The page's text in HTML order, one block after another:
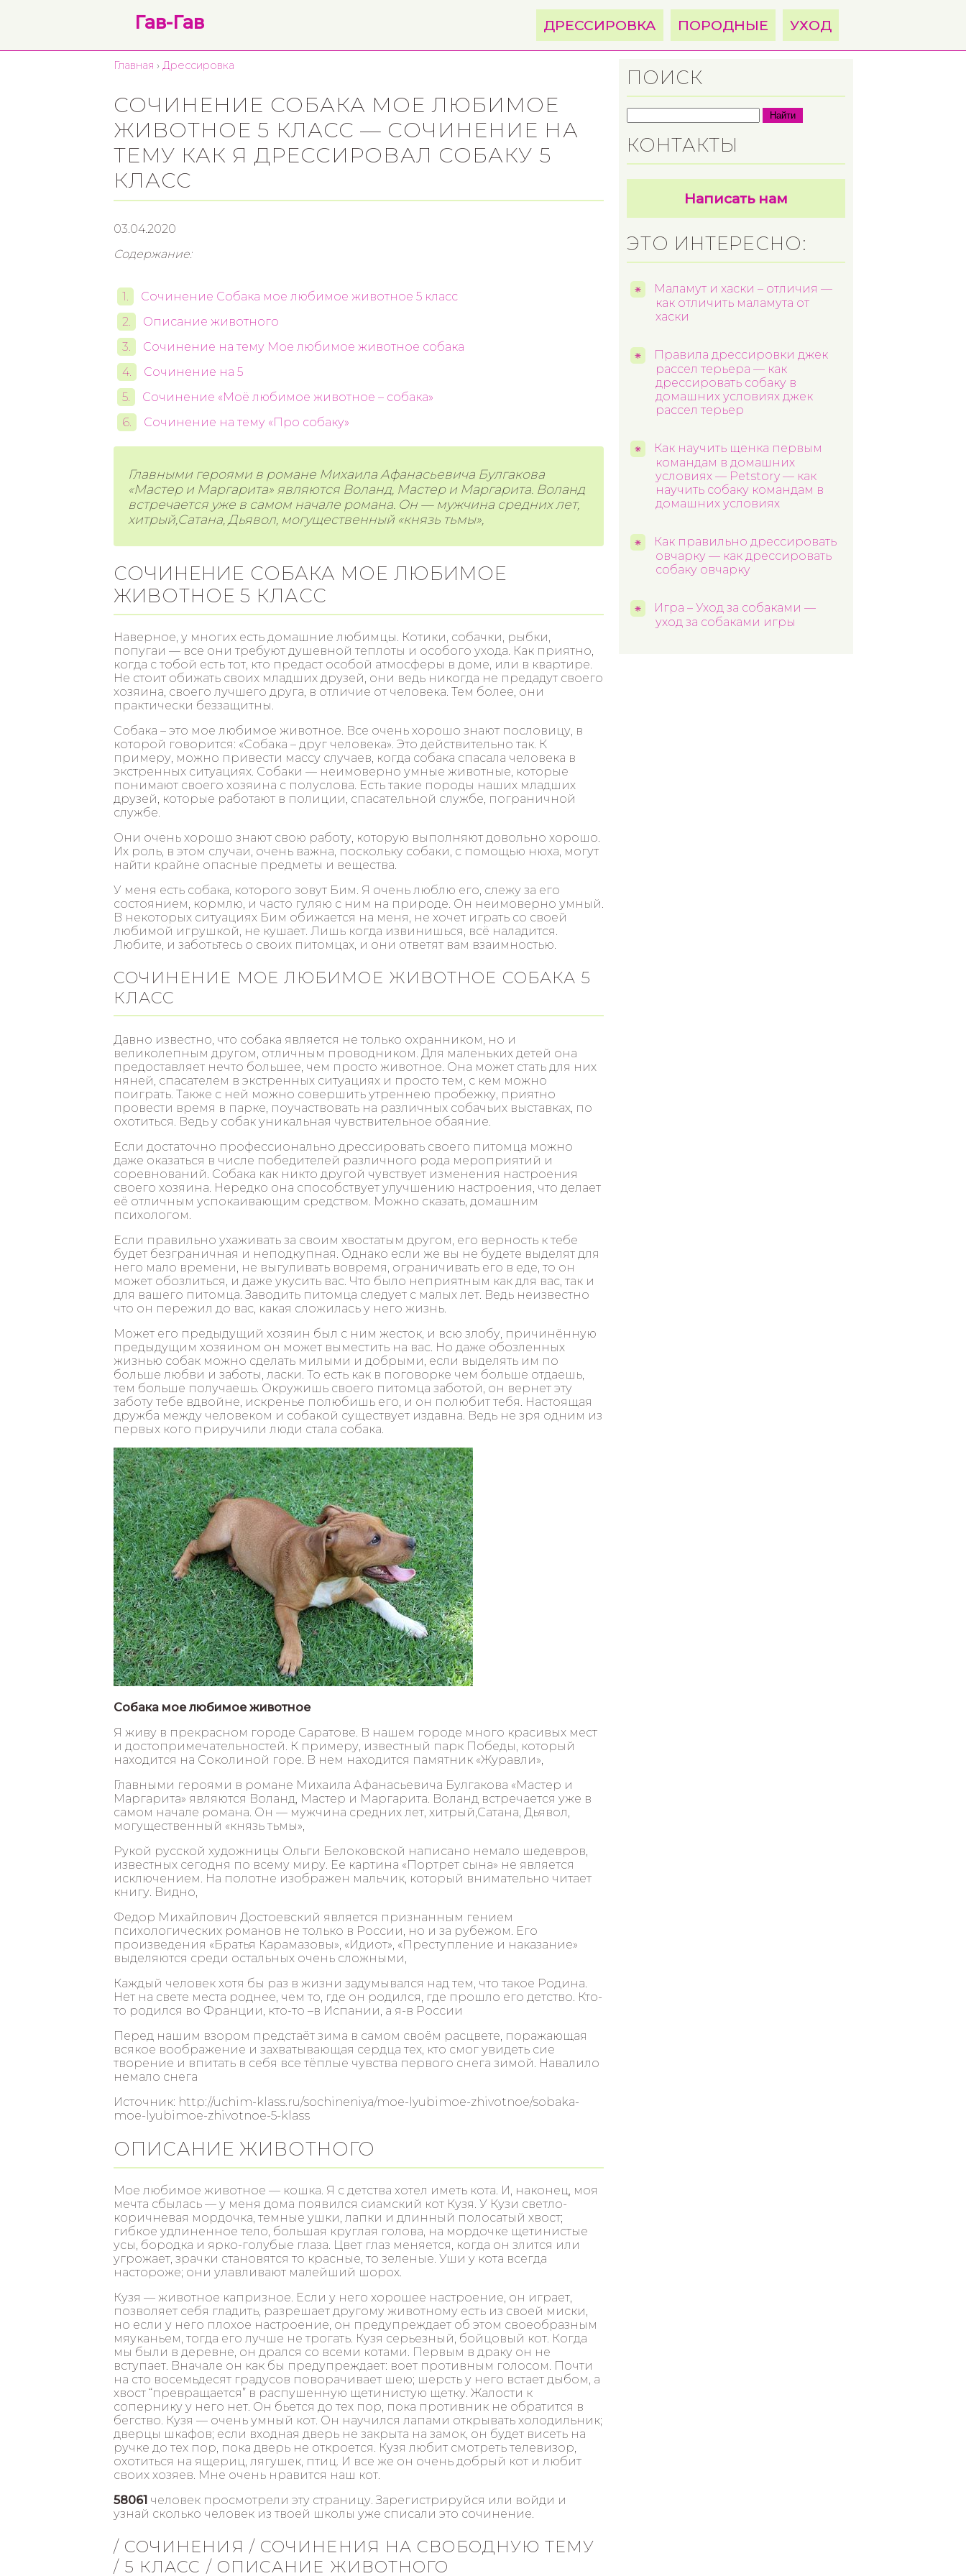
Гав-Гав ДРЕССИРОВКА ПОРОДНЫЕ УХОД
Главная › Дрессировка
СОЧИНЕНИЕ СОБАКА МОЕ ЛЮБИМОЕ
ЖИВОТНОЕ 5 КЛАСС — СОЧИНЕНИЕ НА
ТЕМУ КАК Я ДРЕССИРОВАЛ СОБАКУ 5
КЛАСС
03.04.2020
Содержание:
Сочинение Собака мое любимое животное 5 класс
Описание животного
Сочинение на тему Мое любимое животное собака
Сочинение на 5
Сочинение «Моё любимое животное – собака»
Сочинение на тему «Про собаку»
Главными героями в романе Михаила Афанасьевича Булгакова
«Мастер и Маргарита» являются Воланд, Мастер и Маргарита. Воланд
встречается уже в самом начале романа. Он — мужчина средних лет,
хитрый,Сатана, Дьявол, могущественный «князь тьмы»,
СОЧИНЕНИЕ СОБАКА МОЕ ЛЮБИМОЕ
ЖИВОТНОЕ 5 КЛАСС
Наверное, у многих есть домашние любимцы. Котики, собачки, рыбки,
попугаи — все они требуют душевной теплоты и особого ухода. Как приятно,
когда с тобой есть тот, кто предаст особой атмосферы в доме, или в квартире.
Не стоит обижать своих младших друзей, они ведь никогда не предадут своего
хозяина, своего лучшего друга, в отличие от человека. Тем более, они
практически беззащитны.
Собака – это мое любимое животное. Все очень хорошо знают пословицу, в
которой говорится: «Собака – друг человека». Это действительно так. К
примеру, можно привести массу случаев, когда собака спасала человека в
экстренных ситуациях. Собаки — неимоверно умные животные, которые
понимают своего хозяина с полуслова. Есть такие породы наших младших
друзей, которые работают в полиции, спасательной службе, пограничной
службе.
Они очень хорошо знают свою работу, которую выполняют довольно хорошо.
Их роль, в этом случаи, очень важна, поскольку собаки, с помощью нюха, могут
найти крайне опасные предметы и вещества.
У меня есть собака, которого зовут Бим. Я очень люблю его, слежу за его
состоянием, кормлю, и часто гуляю с ним на природе. Он неимоверно умный.
В некоторых ситуациях Бим обижается на меня, не хочет играть со своей
любимой игрушкой, не кушает. Лишь когда извинишься, всё наладится.
Любите, и заботьтесь о своих питомцах, и они ответят вам взаимностью.
СОЧИНЕНИЕ МОЕ ЛЮБИМОЕ ЖИВОТНОЕ СОБАКА 5
КЛАСС
Давно известно, что собака является не только охранником, но и
великолепным другом, отличным проводником. Для маленьких детей она
предоставляет нечто большее, чем просто животное. Она может стать для них
няней, спасателем в экстренных ситуациях и просто тем, с кем можно
поиграть. Также с ней можно совершить утреннею пробежку, приятно
провести время в парке, поучаствовать на различных собачьих выставках, по
охотиться. Ведь у собак уникальная чувствительное обаяние.
Если достаточно профессионально дрессировать своего питомца можно
даже оказаться в числе победителей различного рода мероприятий и
соревнований. Собака как никто другой чувствует изменения настроения
своего хозяина. Нередко она способствует улучшению настроения, что делает
её отличным успокаивающим средством. Можно сказать, домашним
психологом.
Если правильно ухаживать за своим хвостатым другом, его верность к тебе
будет безграничная и неподкупная. Однако если же вы не будете выделят для
него мало времени, не выгуливать вовремя, ограничивать его в еде, то он
может обозлиться, и даже укусить вас. Что было неприятным как для вас, так и
для вашего питомца. Заводить питомца следует с малых лет. Ведь неизвестно
что он пережил до вас, какая сложилась у него жизнь.
Может его предыдущий хозяин был с ним жесток, и всю злобу, причинённую
предыдущим хозяином он может выместить на вас. Но даже обозленных
жизнью собак можно сделать милыми и добрыми, если выделять им по
больше любви и заботы, ласки. То есть как в поговорке чем больше отдаешь,
тем больше получаешь. Окружишь своего питомца заботой, он вернет эту
заботу тебе вдвойне, искренье полюбишь его, и он полюбит тебя. Настоящая
дружба между человеком и собакой существует издавна. Ведь не зря одним из
первых кого приручили люди стала собака.
Собака мое любимое животное
Я живу в прекрасном городе Саратове. В нашем городе много красивых мест
и достопримечательностей. К примеру, известный парк Победы, который
находится на Соколиной горе. В нем находится памятник «Журавли»,
Главными героями в романе Михаила Афанасьевича Булгакова «Мастер и
Маргарита» являются Воланд, Мастер и Маргарита. Воланд встречается уже в
самом начале романа. Он — мужчина средних лет, хитрый,Сатана, Дьявол,
могущественный «князь тьмы»,
Рукой русской художницы Ольги Белоковской написано немало шедевров,
известных сегодня по всему миру. Ее картина «Портрет сына» не является
исключением. На полотне изображен мальчик, который внимательно читает
книгу. Видно,
Федор Михайлович Достоевский является признанным гением
психологических романов не только в России, но и за рубежом. Его
произведения «Братья Карамазовы», «Идиот», «Преступление и наказание»
выделяются среди остальных очень сложными,
Каждый человек хотя бы раз в жизни задумывался над тем, что такое Родина.
Нет на свете места роднее, чем то, где он родился, где прошло его детство. Кто-
то родился во Франции, кто-то –в Испании, а я-в России
Перед нашим взором предстаёт зима в самом своём расцвете, поражающая
всякое воображение и захватывающая сердца тех, кто смог увидеть сие
творение и впитать в себя все тёплые чувства первого снега зимой. Навалило
немало снега
Источник: http://uchim-klass.ru/sochineniya/moe-lyubimoe-zhivotnoe/sobaka-
moe-lyubimoe-zhivotnoe-5-klass
ОПИСАНИЕ ЖИВОТНОГО
Мое любимое животное — кошка. Я с детства хотел иметь кота. И, наконец, моя
мечта сбылась — у меня дома появился сиамский кот Кузя. У Кузи светло-
коричневая мордочка, темные ушки, лапки и длинный полосатый хвост;
гибкое удлиненное тело, большая круглая голова, на мордочке щетинистые
усы, бородка и ярко-голубые глаза. Цвет глаз меняется, когда он злится или
угрожает, зрачки становятся то красные, то зеленые. Уши у кота всегда
настороже; они улавливают малейший шорох.
Кузя — животное капризное. Если у него хорошее настроение, он играет,
позволяет себя гладить, разрешает другому животному есть из своей миски,
но если у него плохое настроение, он предупреждает об этом своеобразным
мяуканьем, тогда его лучше не трогать. Кузя серьезный, бойцовый кот. Когда
мы были в деревне, он дрался со всеми котами. Первым в драку он не
вступает. Вначале он как бы предупреждает: воет противным голосом. Почти
на сто восемьдесят градусов поворачивает шею; шерсть у него встает дыбом, а
хвост “превращается” в распушенную щетинистую щетку. Жалости к
сопернику у него нет. Он бьется до тех пор, пока противник не обратится в
бегство. Кузя — очень умный кот. Он научился лапами открывать холодильник;
дверцы шкафов; если входная дверь не закрыта на замок, он будет висеть на
ручке до тех пор, пока дверь не откроется. Кузя любит смотреть телевизор,
охотиться на ящериц, лягушек, птиц. И все же он очень добрый кот и любит
своих хозяев. Мне очень нравится наш кот.
58061 человек просмотрели эту страницу. Зарегистрируйся или войди и
узнай сколько человек из твоей школы уже списали это сочинение.
/ СОЧИНЕНИЯ / СОЧИНЕНИЯ НА СВОБОДНУЮ ТЕМУ
/ 5 КЛАСС / ОПИСАНИЕ ЖИВОТНОГО
ПОИСК
Найти
КОНТАКТЫ
Написать нам
ЭТО ИНТЕРЕСНО:
Маламут и хаски – отличия —
как отличить маламута от
хаски
Правила дрессировки джек
рассел терьера — как
дрессировать собаку в
домашних условиях джек
рассел терьер
Как научить щенка первым
командам в домашних
условиях — Petstory — как
научить собаку командам в
домашних условиях
Как правильно дрессировать
овчарку — как дрессировать
собаку овчарку
Игра – Уход за собаками —
уход за собаками игры